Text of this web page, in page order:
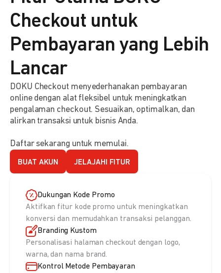
Checkout untuk
Pembayaran yang Lebih
Lancar
DOKU Checkout menyederhanakan pembayaran
online dengan alat fleksibel untuk meningkatkan
pengalaman checkout. Sesuaikan, optimalkan, dan
alirkan transaksi untuk bisnis Anda.
Daftar sekarang untuk memulai.
BUAT AKUN JELAJAHI FITUR
Dukungan Kode Promo
Aktifkan fitur kode promo untuk meningkatkan
konversi dan memudahkan transaksi pelanggan.
Branding Kustom
Personalisasi halaman checkout dengan logo,
warna, dan nama brand.
Kontrol Metode Pembayaran